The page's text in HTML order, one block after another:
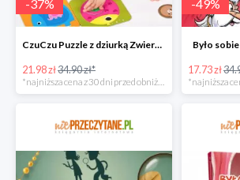
-37%
CzuCzu Puzzle z dziurką Zwierzątka
21.98 zł34.90 zł*
-49%
Było
17.73 zł